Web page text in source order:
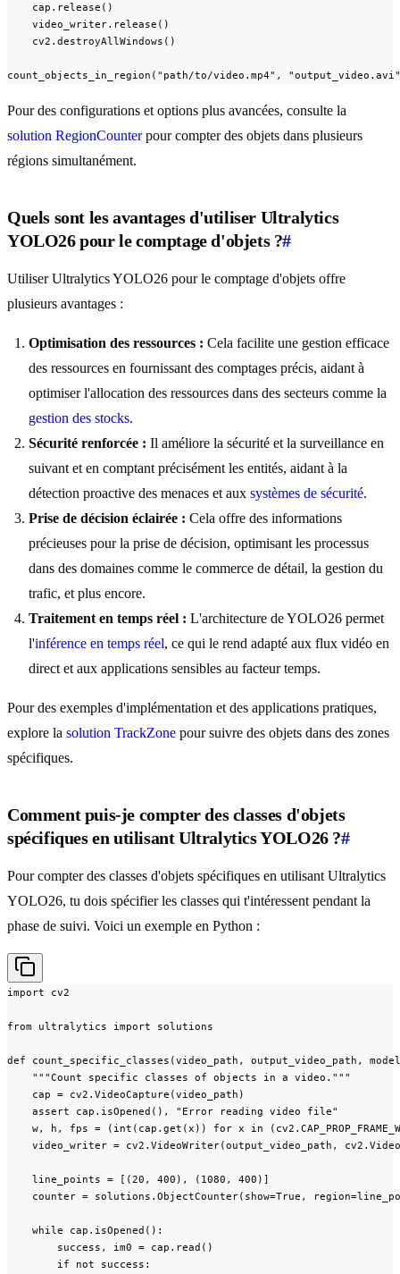
    cap.release()
    video_writer.release()
    cv2.destroyAllWindows()
count_objects_in_region("path/to/video.mp4",
Pour des configurations et options plus avancées, consulte la
solution RegionCounterpour compter des objets dans plusieurs
régions simultanément.
Quels sont les avantages d'utiliser Ultralytics
YOLO26 pour le comptage d'objets ?#
Utiliser Ultralytics YOLO26 pour le comptage d'objets offre
plusieurs avantages :
Optimisation des ressources : Cela facilite une gestion efficace
des ressources en fournissant des comptages précis, aidant à
optimiser l'allocation des ressources dans des secteurs comme la
gestion des stocks.
Sécurité renforcée : Il améliore la sécurité et la surveillance en
suivant et en comptant précisément les entités, aidant à la
détection proactive des menaces et aux systèmes de sécurité.
Prise de décision éclairée : Cela offre des informations
précieuses pour la prise de décision, optimisant les processus
dans des domaines comme le commerce de détail, la gestion du
trafic, et plus encore.
Traitement en temps réel : L'architecture de YOLO26 permet
l'inférence en temps réel, ce qui le rend adapté aux flux vidéo en
direct et aux applications sensibles au facteur temps.
Pour des exemples d'implémentation et des applications pratiques,
explore la solution TrackZone pour suivre des objets dans des zones
spécifiques.
Comment puis-je compter des classes d'objets
spécifiques en utilisant Ultralytics YOLO26 ?#
Pour compter des classes d'objets spécifiques en utilisant Ultralytics
YOLO26, tu dois spécifier les classes qui t'intéressent pendant la
phase de suivi. Voici un exemple en Python :
import cv2
from ultralytics import solutions
def count_specific_classes(video_path, output_video_path,
    """Count specific classes of objects in a video."""
    cap = cv2.VideoCapture(video_path)
    assert cap.isOpened(), "Error reading video file"
w, h, fps = (int(cap.get(x)) for x in
video_writer = cv2.VideoWriter(output_video_path,
    line_points = [(20, 400), (1080, 400)]
counter = solutions.ObjectCounter(show=True,
    while cap.isOpened():
        success, im0 = cap.read()
        if not success: